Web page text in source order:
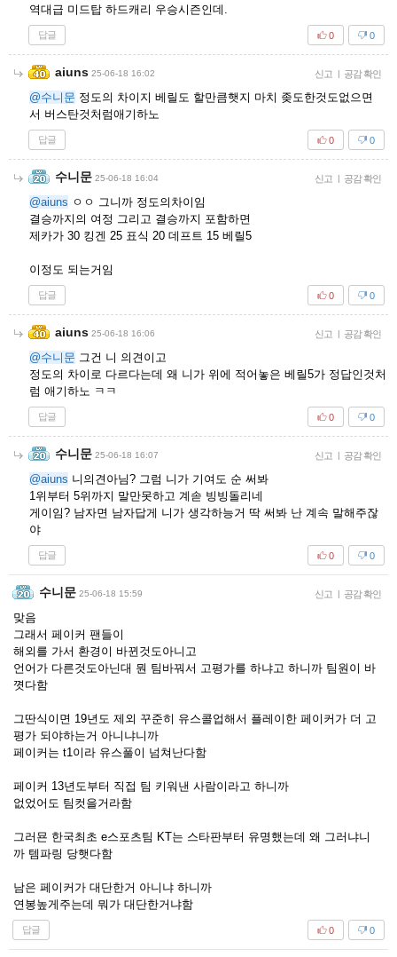
역대급 미드탑 하드캐리 우승시즌인데.
답글 0
0
aiuns 25-06-18 16:02 신고 | 공감 확인
@수니문 정도의 차이지 베릴도 할만큼햇지 마치 좆도한것도없으면
서 버스탄것처럼애기하노
답글 0
0
수니문 25-06-18 16:04 신고 | 공감 확인
@aiuns ㅇㅇ 그니까 정도의차이임
결승까지의 여정 그리고 결승까지 포함하면
제카가 30 킹겐 25 표식 20 데프트 15 베릴5
이정도 되는거임
답글 0
0
aiuns 25-06-18 16:06 신고 | 공감 확인
@수니문 그건 니 의견이고
정도의 차이로 다르다는데 왜 니가 위에 적어놓은 베릴5가 정답인것처
럼 애기하노 ㅋㅋ
답글 0
0
수니문 25-06-18 16:07 신고 | 공감 확인
@aiuns 니의견아님? 그럼 니가 기여도 순 써봐
1위부터 5위까지 말만못하고 계솓 빙빙돌리네
게이임? 남자면 남자답게 니가 생각하능거 딱 써봐 난 계속 말해주잖
야
답글 0
0
수니문 25-06-18 15:59 신고 | 공감 확인
맞음
그래서 페이커 팬들이
해외를 가서 환경이 바뀐것도아니고
언어가 다른것도아닌대 뭔 팀바꿔서 고평가를 하냐고 하니까 팀원이 바
꼇다함
그딴식이면 19년도 제외 꾸준히 유스콜업해서 플레이한 페이커가 더 고
평가 되야하는거 아니냐니까
페이커는 t1이라 유스풀이 넘쳐난다함
페이커 13년도부터 직접 팀 키워낸 사람이라고 하니까
없었어도 팀컷을거라함
그러묜 한국최초 e스포츠팀 KT는 스타판부터 유명했는데 왜 그러냐니
까 템파링 당햇다함
남은 페이커가 대단한거 아니냐 하니까
연봉높게주는데 뭐가 대단한거냐함
답글 0
0